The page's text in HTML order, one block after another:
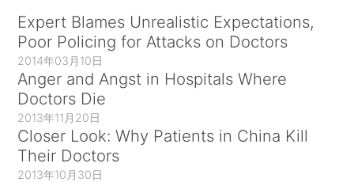
Expert Blames Unrealistic Expectations,
Poor Policing for Attacks on Doctors
2014年03月10日
Anger and Angst in Hospitals Where
Doctors Die
2013年11月20日
Closer Look: Why Patients in China Kill
Their Doctors
2013年10月30日